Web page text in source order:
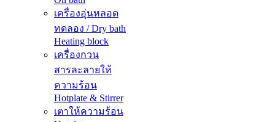
เครื่องอุ่นหลอด
ทดลอง / Dry bath
Heating block
เครื่องกวน
สารละลายให้
ความร้อน
Hotplate & Stirrer
เตาให้ความร้อน